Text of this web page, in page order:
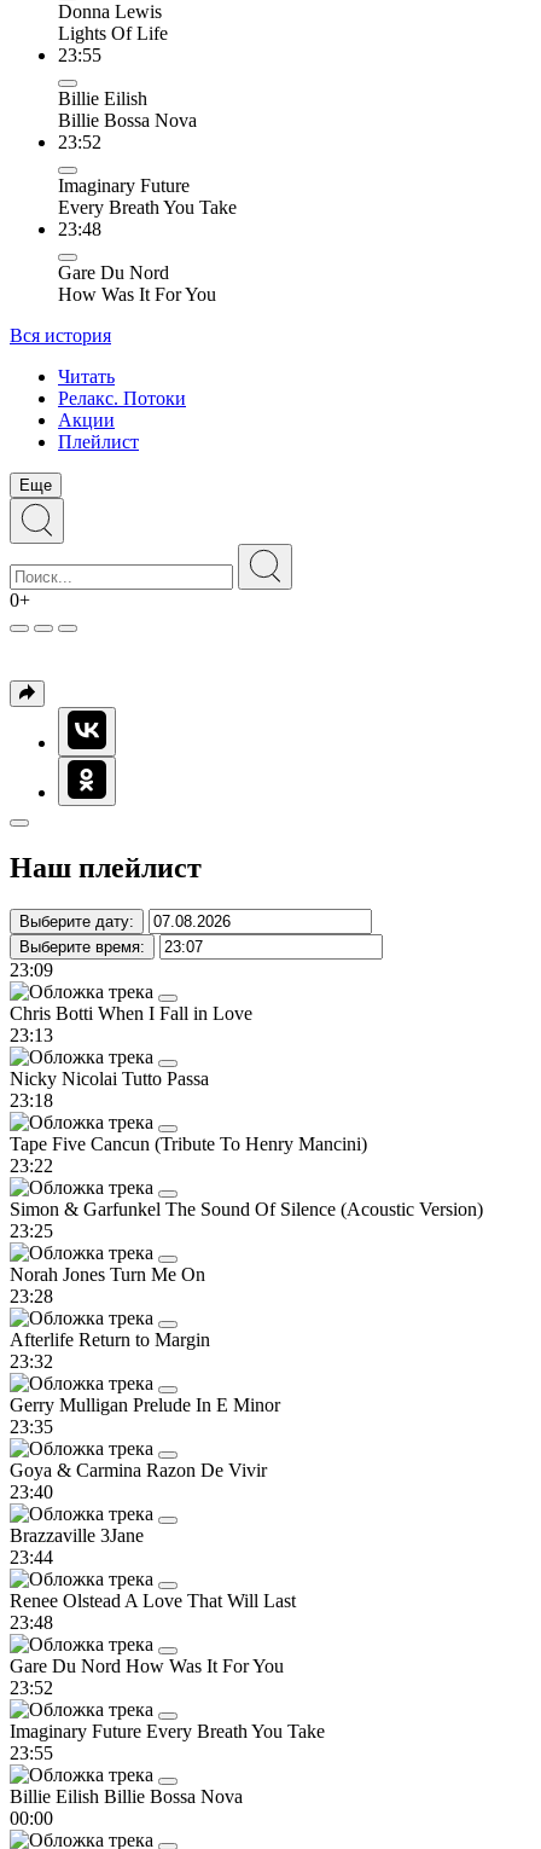
Donna Lewis
Lights Of Life
23:55
Billie Eilish
Billie Bossa Nova
23:52
Imaginary Future
Every Breath You Take
23:48
Gare Du Nord
How Was It For You
Вся история
Читать
Релакс. Потоки
Акции
Плейлист
Еще
0+
Наш плейлист
Выберите дату:
Выберите время:
23:09
Chris Botti When I Fall in Love
23:13
Nicky Nicolai Tutto Passa
23:18
Tape Five Cancun (Tribute To Henry Mancini)
23:22
Simon & Garfunkel The Sound Of Silence (Acoustic Version)
23:25
Norah Jones Turn Me On
23:28
Afterlife Return to Margin
23:32
Gerry Mulligan Prelude In E Minor
23:35
Goya & Carmina Razon De Vivir
23:40
Brazzaville 3Jane
23:44
Renee Olstead A Love That Will Last
23:48
Gare Du Nord How Was It For You
23:52
Imaginary Future Every Breath You Take
23:55
Billie Eilish Billie Bossa Nova
00:00